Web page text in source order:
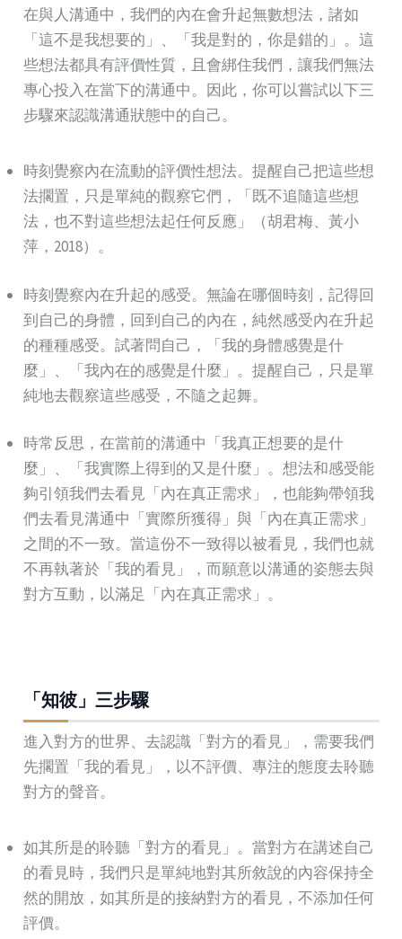
在與人溝通中，我們的內在會升起無數想法，諸如
「這不是我想要的」、「我是對的，你是錯的」。這
些想法都具有評價性質，且會綁住我們，讓我們無法
專心投入在當下的溝通中。因此，你可以嘗試以下三
步驟來認識溝通狀態中的自己。
時刻覺察內在流動的評價性想法。提醒自己把這些想
法擱置，只是單純的觀察它們，「既不追隨這些想
法，也不對這些想法起任何反應」（胡君梅、黃小
萍，2018）。
時刻覺察內在升起的感受。無論在哪個時刻，記得回
到自己的身體，回到自己的內在，純然感受內在升起
的種種感受。試著問自己，「我的身體感覺是什
麼」、「我內在的感覺是什麼」。提醒自己，只是單
純地去觀察這些感受，不隨之起舞。
時常反思，在當前的溝通中「我真正想要的是什
麼」、「我實際上得到的又是什麼」。想法和感受能
夠引領我們去看見「內在真正需求」，也能夠帶領我
們去看見溝通中「實際所獲得」與「內在真正需求」
之間的不一致。當這份不一致得以被看見，我們也就
不再執著於「我的看見」，而願意以溝通的姿態去與
對方互動，以滿足「內在真正需求」。
「知彼」三步驟
進入對方的世界、去認識「對方的看見」，需要我們
先擱置「我的看見」，以不評價、專注的態度去聆聽
對方的聲音。
如其所是的聆聽「對方的看見」。當對方在講述自己
的看見時，我們只是單純地對其所敘說的內容保持全
然的開放，如其所是的接納對方的看見，不添加任何
評價。